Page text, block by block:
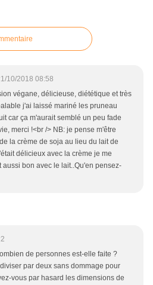
10/2018 08:58
végane, délicieuse, diététique et très
j'ai laissé mariné les pruneau
car ça m'aurait semblé un peu fade
merci !<br /> NB: je pense m'être
la crème de soja au lieu du lait de
délicieux avec la crème je me
aussi bon avec le lait..Qu'en pensez-
de personnes est-elle faite ?
par deux sans dommage pour
vous par hasard les dimensions de